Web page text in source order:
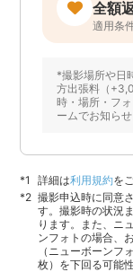
全額
適用条
*撮影場所や日
方出張料（
時・場所・フ
ームでお知らせ
詳細は利用規約を
撮影申込時に同意
す。撮影時の状況
ります。また、ニ
ンフォトの場合、
（ニューボーン
枚）を下回る可能